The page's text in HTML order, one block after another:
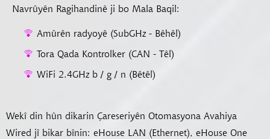
Navrûyên Ragihandinê ji bo Mala Baqil:
Amûrên radyoyê (SubGHz - Bêhêl)
Tora Qada Kontrolker (CAN - Têl)
WiFi 2.4GHz b / g / n (Bêtêl)
Wekî din hûn dikarin Çareseriyên Otomasyona Avahiya
Wired jî bikar bînin: eHouse LAN (Ethernet), eHouse One